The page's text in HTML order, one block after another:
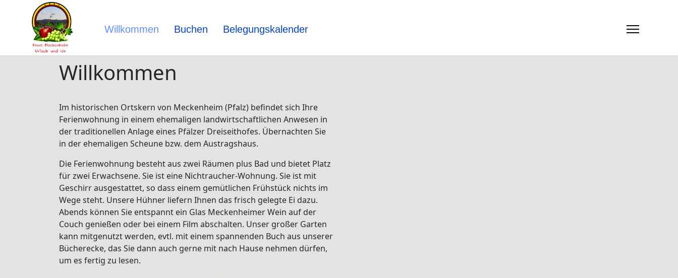
Willkommen Buchen Belegungskalender
Willkommen
Im historischen Ortskern von Meckenheim (Pfalz) befindet sich Ihre
Ferienwohnung in einem ehemaligen landwirtschaftlichen Anwesen in
der traditionellen Anlage eines Pfälzer Dreiseithofes. Übernachten Sie
in der ehemaligen Scheune bzw. dem Austragshaus.
Die Ferienwohnung besteht aus zwei Räumen plus Bad und bietet Platz
für zwei Erwachsene. Sie ist eine Nichtraucher-Wohnung. Sie ist mit
Geschirr ausgestattet, so dass einem gemütlichen Frühstück nichts im
Wege steht. Unsere Hühner liefern Ihnen das frisch gelegte Ei dazu.
Abends können Sie entspannt ein Glas Meckenheimer Wein auf der
Couch genießen oder bei einem Film abschalten. Unser großer Garten
kann mitgenutzt werden, evtl. mit einem spannenden Buch aus unserer
Bücherecke, das Sie dann auch gerne mit nach Hause nehmen dürfen,
um es fertig zu lesen.